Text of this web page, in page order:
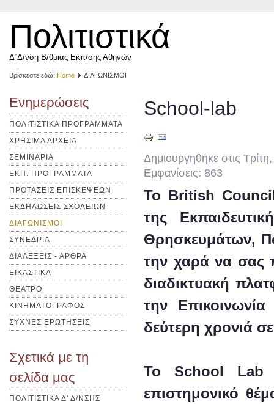
Πολιτιστικά
Δ΄Δ/νση Β/θμιας Εκπ/σης Αθηνών
Βρίσκεστε εδώ: Home ΔΙΑΓΩΝΙΣΜΟΙ
Ενημερώσεις
ΠΟΛΙΤΙΣΤΙΚΑ ΠΡΟΓΡΑΜΜΑΤΑ
ΧΡΗΣΙΜΑ ΑΡΧΕΙΑ
ΣΕΜΙΝΑΡΙΑ
ΕΚΠ. ΠΡΟΓΡΑΜΜΑΤΑ
ΠΡΟΤΑΣΕΙΣ ΕΠΙΣΚΕΨΕΩΝ
ΕΚΔΗΛΩΣΕΙΣ ΣΧΟΛΕΙΩΝ
ΔΙΑΓΩΝΙΣΜΟΙ
ΣΥΝΕΔΡΙΑ
ΔΙΑΛΕΞΕΙΣ - ΑΡΘΡΑ
ΕΙΚΑΣΤΙΚΑ
ΘΕΑΤΡΟ
ΚΙΝΗΜΑΤΟΓΡΑΦΟΣ
ΣΥΧΝΕΣ ΕΡΩΤΗΣΕΙΣ
Σχετικά με τη
σελίδα μας
ΠΟΛΙΤΙΣΤΙΚΑ Δ' Δ/ΝΣΗΣ
School-lab
Δημιουργηθηκε στις
Εμφανίσεις: 863
Το British
της
Θρησκευμάτων,
την χαρά να σας
διαδικτυακή
την
δεύτερη χρονιά
Το School Lab
επιστημονικό